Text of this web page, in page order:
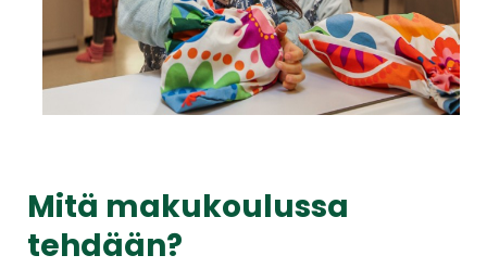
Mitä makukoulussa
tehdään?